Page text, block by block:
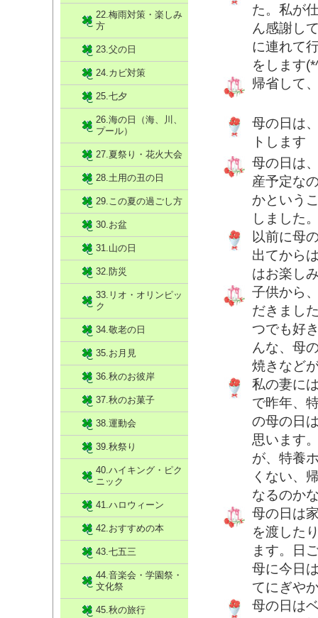
た。私が
ん感謝し
に連れて
をします
帰省して
母の日は
トします
母の日は
産予定な
かという
しました
以前に母
出てから
はお楽し
子供から
だきまし
つでも好
んな、母
焼きなど
私の妻に
で昨年、
の母の日
思います
が、特養
くない、
なるのか
母の日は
を渡した
ます。日
母に今日
てにぎや
母の日は
22.梅雨対策・楽しみ
方
23.父の日
24.カビ対策
25.七夕
26.海の日（海、川、
プール）
27.夏祭り・花火大会
28.土用の丑の日
29.この夏の過ごし方
30.お盆
31.山の日
32.防災
33.リオ・オリンピッ
ク
34.敬老の日
35.お月見
36.秋のお彼岸
37.秋のお菓子
38.運動会
39.秋祭り
40.ハイキング・ピク
ニック
41.ハロウィーン
42.おすすめの本
43.七五三
44.音楽会・学園祭・
文化祭
45.秋の旅行